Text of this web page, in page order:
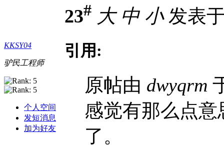
KKSY04
驴民工程师
个人空间
发短消息
加为好友
23# 大 中 小发表
引用:
原帖由 dwyqrm
感觉有那么点
了。